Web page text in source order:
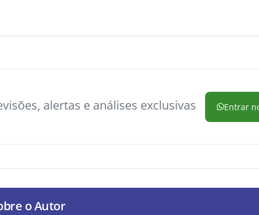
alertas e análises exclusivas
Entrar
o Autor